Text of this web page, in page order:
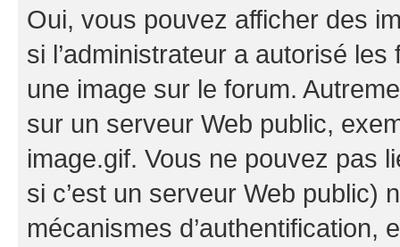
Oui, vous pouvez afficher des
si l’administrateur a autorisé
une image sur le forum.
sur un serveur Web public,
image.gif. Vous ne pouvez pas
si c’est un serveur Web public)
mécanismes d’authentification,